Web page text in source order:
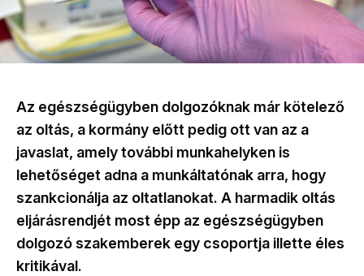
Az egészségügyben dolgozóknak már kötelező
az oltás, a kormány előtt pedig ott van az a
javaslat, amely további munkahelyken is
lehetőséget adna a munkáltatónak arra, hogy
szankcionálja az oltatlanokat. A harmadik oltás
eljárásrendjét most épp az egészségügyben
dolgozó szakemberek egy csoportja illette éles
kritikával.